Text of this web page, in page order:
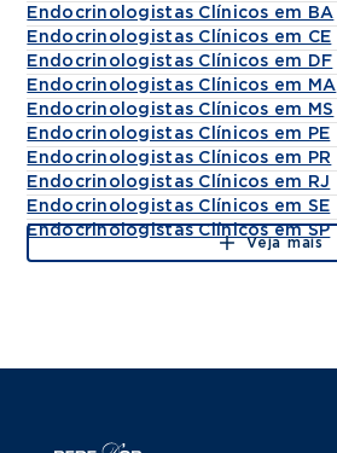
Endocrinologistas Clínicos em BA
Endocrinologistas Clínicos em CE
Endocrinologistas Clínicos em DF
Endocrinologistas Clínicos em MA
Endocrinologistas Clínicos em MS
Endocrinologistas Clínicos em PE
Endocrinologistas Clínicos em PR
Endocrinologistas Clínicos em RJ
Endocrinologistas Clínicos em SE
Endocrinologistas Clínicos em SP
Veja mais